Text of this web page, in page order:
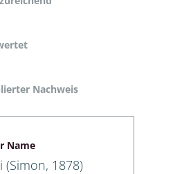
Nachweis
Name
(Simon, 1878)